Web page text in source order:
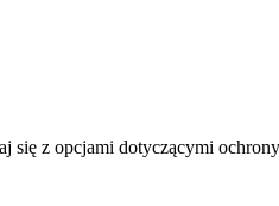
się z opcjami dotyczącymi